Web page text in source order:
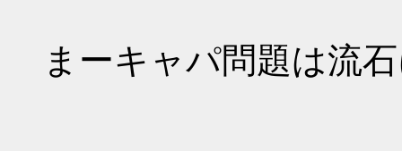
まーキャパ問題は流